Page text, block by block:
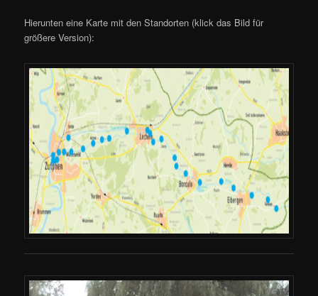
Hierunten eine Karte mit den Standorten (klick das Bild für
größere Version):